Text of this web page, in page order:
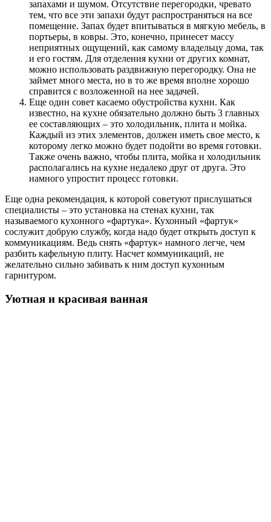
запахами и шумом. Отсутствие перегородки, чревато
тем, что все эти запахи будут распространяться на все
помещение. Запах будет впитываться в мягкую мебель, в
портьеры, в ковры. Это, конечно, принесет массу
неприятных ощущений, как самому владельцу дома, так
и его гостям. Для отделения кухни от других комнат,
можно использовать раздвижную перегородку. Она не
займет много места, но в то же время вполне хорошо
справится с возложенной на нее задачей.
Еще один совет касаемо обустройства кухни. Как
известно, на кухне обязательно должно быть 3 главных
ее составляющих – это холодильник, плита и мойка.
Каждый из этих элементов, должен иметь свое место, к
которому легко можно будет подойти во время готовки.
Также очень важно, чтобы плита, мойка и холодильник
располагались на кухне недалеко друг от друга. Это
намного упростит процесс готовки.
Еще одна рекомендация, к которой советуют прислушаться
специалисты – это установка на стенах кухни, так
называемого кухонного «фартука». Кухонный «фартук»
сослужит добрую службу, когда надо будет открыть доступ к
коммуникациям. Ведь снять «фартук» намного легче, чем
разбить кафельную плиту. Насчет коммуникаций, не
желательно сильно забивать к ним доступ кухонным
гарнитуром.
Уютная и красивая ванная